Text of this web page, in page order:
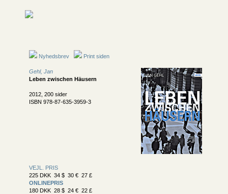
Nyhedsbrev Print siden
Gehl, Jan
Leben zwischen Häusern
2012, 200 sider
ISBN 978-87-635-3959-3
VEJL. PRIS
225 DKK 34 $ 30 € 27 £
ONLINEPRIS
180 DKK 28 $ 24 € 22 £